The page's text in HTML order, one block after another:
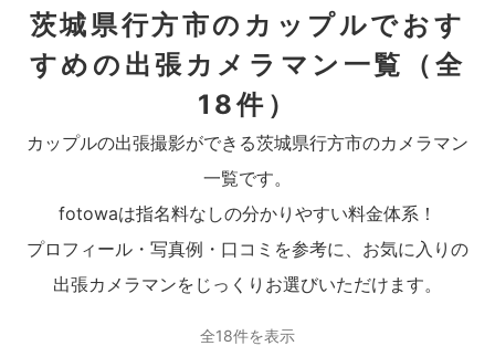
茨城県行方市のカップルでおす
すめの出張カメラマン一覧
（全
18件）
カップルの出張撮影ができる茨城県行方市のカメラマン
一覧です。
fotowaは指名料なしの分かりやすい料金体系！
プロフィール・写真例・口コミを参考に、お気に入りの
出張カメラマンをじっくりお選びいただけます。
全18件を表示